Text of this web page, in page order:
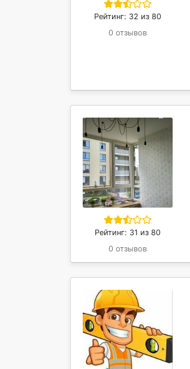
Рейтинг: 32 из 80
0 отзывов
Рейтинг: 31 из 80
0 отзывов